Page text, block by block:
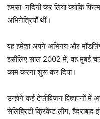
हमसा नंदिनी कर लिया क्योंकि
अभिनेत्रियाँ थीं।
वह हमेशा अपने अभिनय और
इसीलिए साल 2002 में, वह मुंबई
काम करना शुरू कर दिया।
उन्होंने कई टेलीविज़न विज्ञापनों
सेलिब्रिटी क्रिकेट लीग,